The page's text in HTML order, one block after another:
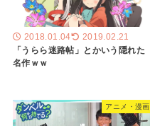
2018.01.04 2019.02.21
「うらら迷路帖」とかいう隠れた
名作ｗｗ
アニメ・漫画